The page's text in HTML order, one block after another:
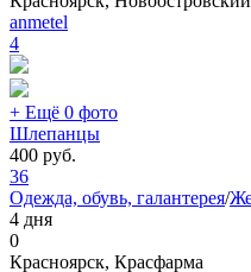
anmetel
4
+ Ещё 0 фото
Шлепанцы
400 руб.
36
Одежда, обувь, галантерея/
4 дня
0
Красноярск, Красфарма